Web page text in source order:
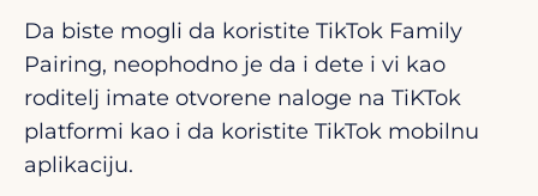
Da biste mogli da koristite TikTok Family
Pairing, neophodno je da i dete i vi kao
roditelj imate otvorene naloge na TiKTok
platformi kao i da koristite TikTok mobilnu
aplikaciju.